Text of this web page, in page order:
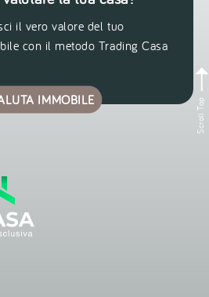
il vero valore del tuo
con il metodo Trading Casa
IMMOBILE Scroll Top